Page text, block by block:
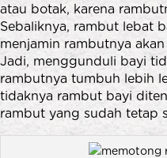
atau botak, karena
Sebaliknya, rambut lebat
menjamin rambutnya
Jadi, menggunduli bayi
rambutnya tumbuh lebih
tidaknya rambut bayi
rambut yang sudah tetap